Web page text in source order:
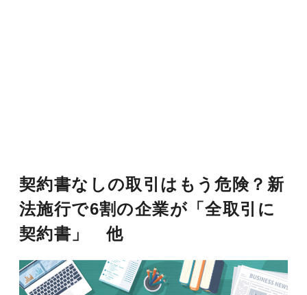
契約書なしの取引はもう危険？新
法施行で6割の企業が「全取引に
契約書」 他